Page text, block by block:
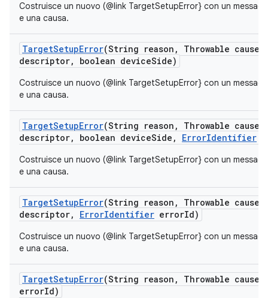
Costruisce un nuovo (@link TargetSetupError} con un
e una causa.
TargetSetupError(String reason , Throwable cause
descriptor, boolean deviceSide)
Costruisce un nuovo (@link TargetSetupError} con un
e una causa.
TargetSetupError(String reason , Throwable cause
descriptor, boolean deviceSide , ErrorIdentifier
Costruisce un nuovo (@link TargetSetupError} con un
e una causa.
TargetSetupError(String reason , Throwable cause
descriptor, ErrorIdentifier errorId)
Costruisce un nuovo (@link TargetSetupError} con un
e una causa.
TargetSetupError(String reason , Throwable cause
errorId)